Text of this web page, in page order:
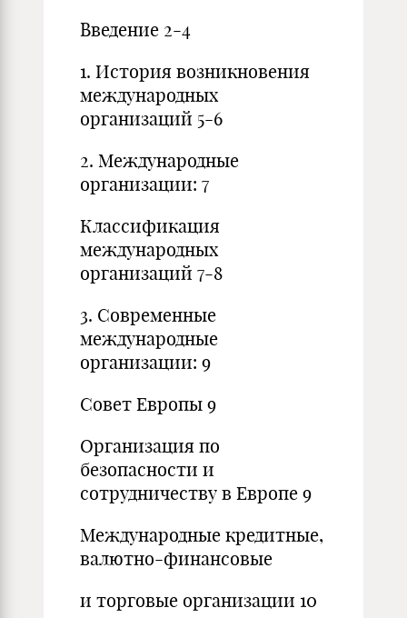
Введение 2-4
1. История возникновения
международных
организаций 5-6
2. Международные
организации: 7
Классификация
международных
организаций 7-8
3. Современные
международные
организации: 9
Совет Европы 9
Организация по
безопасности и
сотрудничеству в Европе 9
Международные кредитные,
валютно-финансовые
и торговые организации 10